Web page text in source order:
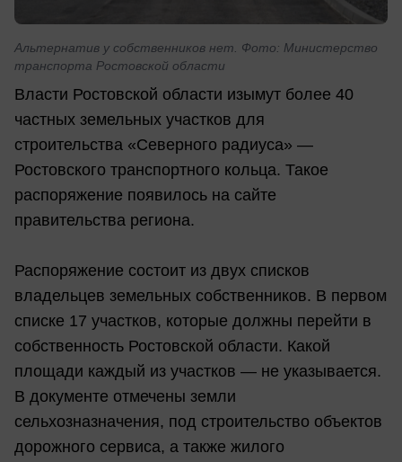
Альтернатив у собственников нет. Фото: Министерство
транспорта Ростовской области
Власти Ростовской области изымут более 40
частных земельных участков для
строительства «Северного радиуса» —
Ростовского транспортного кольца. Такое
распоряжение появилось на сайте
правительства региона.
Распоряжение состоит из двух списков
владельцев земельных собственников. В первом
списке 17 участков, которые должны перейти в
собственность Ростовской области. Какой
площади каждый из участков — не указывается.
В документе отмечены земли
сельхозназначения, под строительство объектов
дорожного сервиса, а также жилого